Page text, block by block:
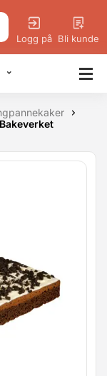
Logg på Bli kunde